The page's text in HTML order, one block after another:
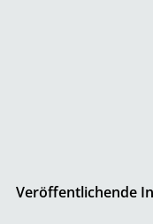
Veröffentlichende